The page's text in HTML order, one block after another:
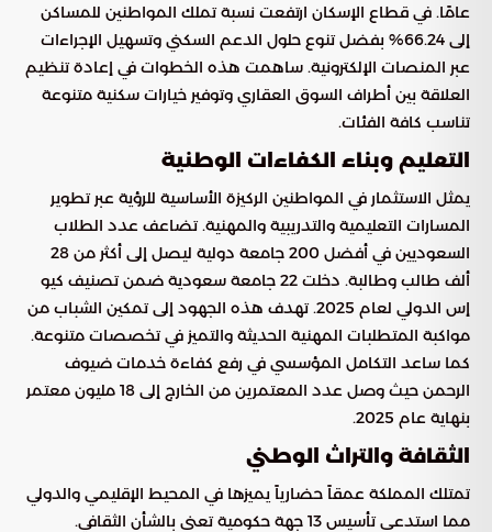
عامًا. في قطاع الإسكان ارتفعت نسبة تملك المواطنين للمساكن
إلى 66.24% بفضل تنوع حلول الدعم السكني وتسهيل الإجراءات
عبر المنصات الإلكترونية. ساهمت هذه الخطوات في إعادة تنظيم
العلاقة بين أطراف السوق العقاري وتوفير خيارات سكنية متنوعة
تناسب كافة الفئات.
التعليم وبناء الكفاءات الوطنية
يمثل الاستثمار في المواطنين الركيزة الأساسية للرؤية عبر تطوير
المسارات التعليمية والتدريبية والمهنية. تضاعف عدد الطلاب
السعوديين في أفضل 200 جامعة دولية ليصل إلى أكثر من 28
ألف طالب وطالبة. دخلت 22 جامعة سعودية ضمن تصنيف كيو
إس الدولي لعام 2025. تهدف هذه الجهود إلى تمكين الشباب من
مواكبة المتطلبات المهنية الحديثة والتميز في تخصصات متنوعة.
كما ساعد التكامل المؤسسي في رفع كفاءة خدمات ضيوف
الرحمن حيث وصل عدد المعتمرين من الخارج إلى 18 مليون معتمر
بنهاية عام 2025.
الثقافة والتراث الوطني
تمتلك المملكة عمقاً حضارياً يميزها في المحيط الإقليمي والدولي
مما استدعى تأسيس 13 جهة حكومية تعنى بالشأن الثقافي.